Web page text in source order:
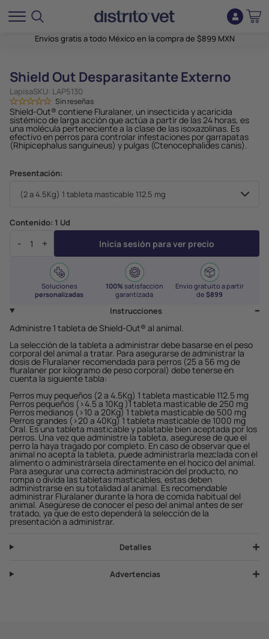
Envíos gratis a todo México en la compra de $899 MXN
Shield Out Desparasitante Externo
LapisaSKU: LAP5130
Sin reseñas
Shield-Out® contiene Fluralaner, un insecticida y acaricida
sistémico de larga acción que actúa a partir de las 24 horas, es
una molécula perteneciente a la clase de las isoxazolinas. Es
efectivo en perros para controlar infestaciones por garrapatas
(Rhipicephalus sanguineus) y pulgas (Ctenocephalides canis).
Presentación:
Contenido: 1 Ud
- + Inicia sesión para ver precio
Soluciones
personalizadas
100% satisfacción
garantizada
Envío gratuito a partir
de$899
Instrucciones
Administre 1 tableta de Shield-Out® al animal.
La selección de la tableta a administrar debe basarse en el peso
corporal del animal a tratar. Para asegurarse de administrar la
dosis de Fluralaner recomendada para perros (25 a 56 mg de
fluralaner por kilogramo de peso corporal) debe tenerse en
cuenta la siguiente tabla:
Perros muy pequeños (2 a 4.5Kg) 1 tableta masticable 112.5 mg
Perros pequeños (>4.5 a 10Kg )1 tableta masticable de 250 mg
Perros medianos (>10 a 20Kg) 1 tableta masticable de 500 mg
Perros grandes (>20 a 40Kg) 1 tableta masticable de 1000 mg
Oral. Es una tableta masticable y palatable bien aceptada por los
perros. Una vez que administre la tableta, asegúrese de que el
perro la haya tragado por completo. En caso de observar que el
animal no acepta la tableta, puede administrarla mezclada con el
alimento o administrársela directamente en el hocico del animal.
Para asegurar una correcta administración del producto, no
rompa o divida las tabletas masticables, estas deben
administrarse en su totalidad al animal. Es recomendable
administrar Fluralaner durante la hora de comida habitual del
animal. Asegúrese de conocer el peso del animal antes de ser
tratado, ya que de esto dependerá la selección de la
presentación a administrar.
Detalles
Advertencias